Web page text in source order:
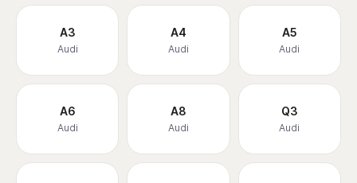
A3
Audi
A4
Audi
A5
Audi
A6
Audi
A8
Audi
Q3
Audi